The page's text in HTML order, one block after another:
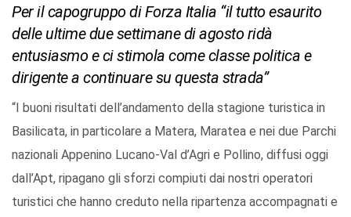
Per il capogruppo di Forza Italia “il tutto esaurito
delle ultime due settimane di agosto ridà
entusiasmo e ci stimola come classe politica e
dirigente a continuare su questa strada”
“I buoni risultati dell’andamento della stagione turistica in
Basilicata, in particolare a Matera, Maratea e nei due Parchi
nazionali Appenino Lucano-Val d’Agri e Pollino, diffusi oggi
dall’Apt, ripagano gli sforzi compiuti dai nostri operatori
turistici che hanno creduto nella ripartenza accompagnati e